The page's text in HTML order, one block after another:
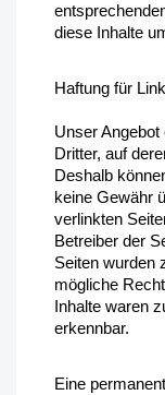
diese Inhalte
Haftung für
Unser
Dritter, auf
Deshalb
keine Gewähr
verlinkten
Betreiber der
Seiten wurden
mögliche
Inhalte waren
erkennbar.
Eine